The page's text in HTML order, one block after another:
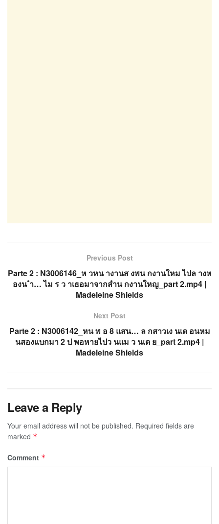
Previous Post
Parte 2 : N3006146_ห วหน างานส งพน กงานใหม ไปล างห
องน ำ… ไม ร ว าเธอมาจากสำน กงานใหญ_part 2.mp4 |
Madeleine Shields
Next Post
Parte 2 : N3006142_หน พ อ 8 แสน… ล กสาวเง นเด อนหม
นสองแบกมา 2 ป พอหายไปว นแม ว นเด ย_part 2.mp4 |
Madeleine Shields
Leave a Reply
Your email address will not be published. Required fields are
marked *
Comment *